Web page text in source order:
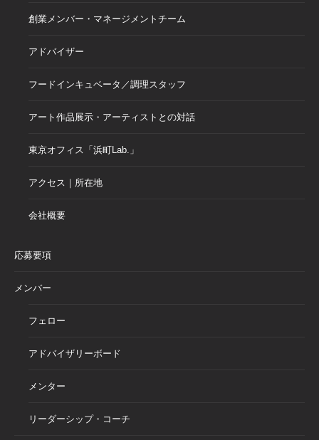
創業メンバー・マネージメントチーム
アドバイザー
フードインキュベータ／調理スタッフ
アート作品展示・アーティストとの対話
東京オフィス「浜町Lab.」
アクセス｜所在地
会社概要
応募要項
メンバー
フェロー
アドバイザリーボード
メンター
リーダーシップ・コーチ